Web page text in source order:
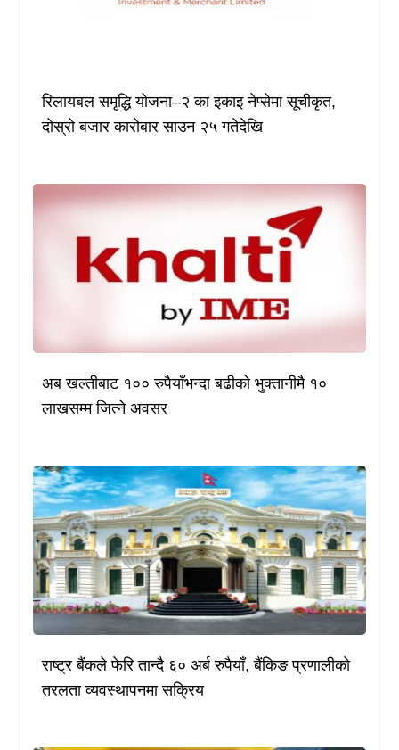
रिलायबल समृद्धि योजना–२ का इकाइ नेप्सेमा सूचीकृत,
दोस्रो बजार कारोबार साउन २५ गतेदेखि
अब खल्तीबाट १०० रुपैयाँभन्दा बढीको भुक्तानीमै १०
लाखसम्म जित्ने अवसर
राष्ट्र बैंकले फेरि तान्दै ६० अर्ब रुपैयाँ, बैंकिङ प्रणालीको
तरलता व्यवस्थापनमा सक्रिय